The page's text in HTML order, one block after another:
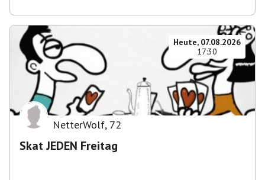
Heute, 07.08.2026
17:30
NetterWolf, 72
Skat JEDEN Freitag